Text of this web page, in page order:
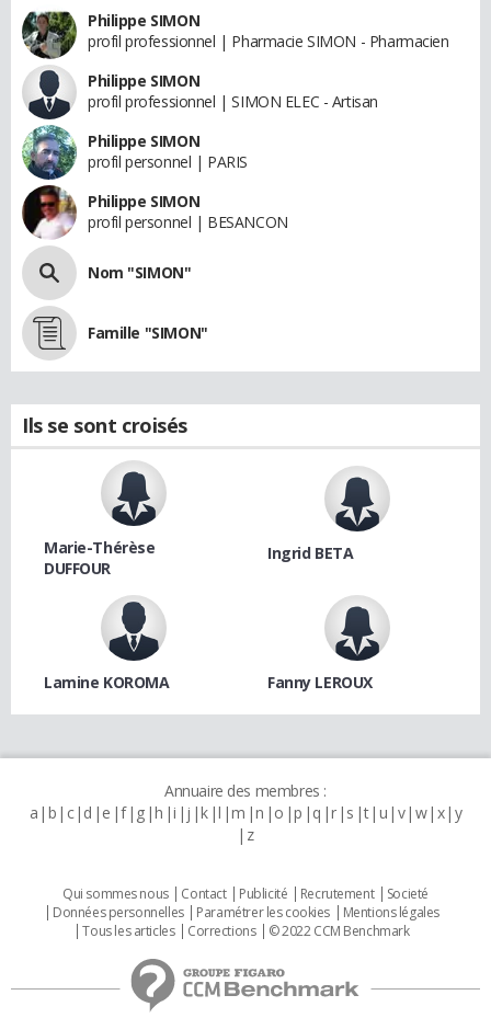
Philippe SIMON
profil professionnel | Pharmacie SIMON - Pharmacien
Philippe SIMON
profil professionnel | SIMON ELEC - Artisan
Philippe SIMON
profil personnel | PARIS
Philippe SIMON
profil personnel | BESANCON
Nom "SIMON"
Famille "SIMON"
Ils se sont croisés
Marie-Thérèse
DUFFOUR
Ingrid BETA
Lamine KOROMA Fanny LEROUX
Annuaire des membres :
a b c d e f g h i j k l m n o p q r s t u v w x y
z
Qui sommes nous Contact Publicité Recrutement
Societé
Données personnelles
Paramétrer les cookies
Mentions légales
Tous les articles
Corrections © 2022 CCM Benchmark